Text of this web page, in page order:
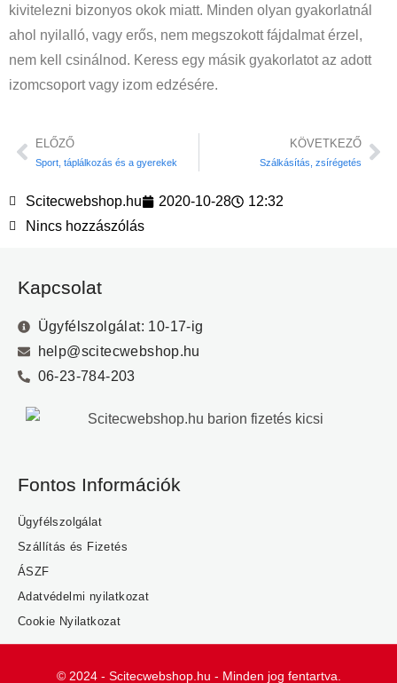
kivitelezni bizonyos okok miatt. Minden olyan gyakorlatnál
ahol nyilalló, vagy erős, nem megszokott fájdalmat érzel,
nem kell csinálnod. Keress egy másik gyakorlatot az adott
izomcsoport vagy izom edzésére.
ELŐZŐ
Sport, táplálkozás és a gyerekek
KÖVETKEZŐ
Szálkásítás, zsírégetés
Scitecwebshop.hu 2020-10-28
12:32
Nincs hozzászólás
Kapcsolat
Ügyfélszolgálat: 10-17-ig
help@scitecwebshop.hu
06-23-784-203
Fontos Információk
Ügyfélszolgálat
Szállítás és Fizetés
ÁSZF
Adatvédelmi nyilatkozat
Cookie Nyilatkozat
© 2024 - Scitecwebshop.hu - Minden jog fentartva.